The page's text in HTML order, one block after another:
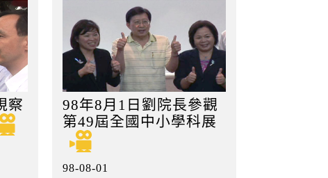
察
98年8月1日劉院長參觀
第49屆全國中小學科展
98-08-01